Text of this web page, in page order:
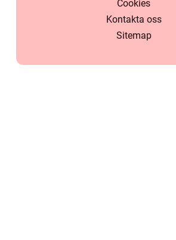
Cookies
Kontakta oss
Sitemap